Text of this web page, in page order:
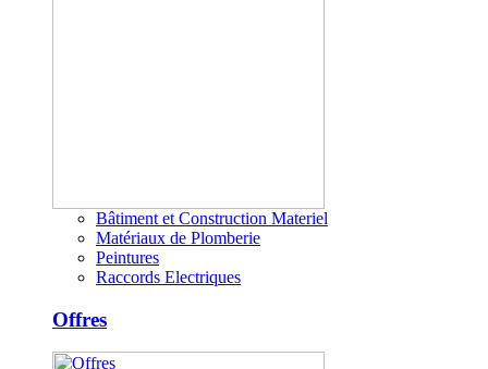
Bâtiment et Construction Materiel
Matériaux de Plomberie
Peintures
Raccords Electriques
Offres